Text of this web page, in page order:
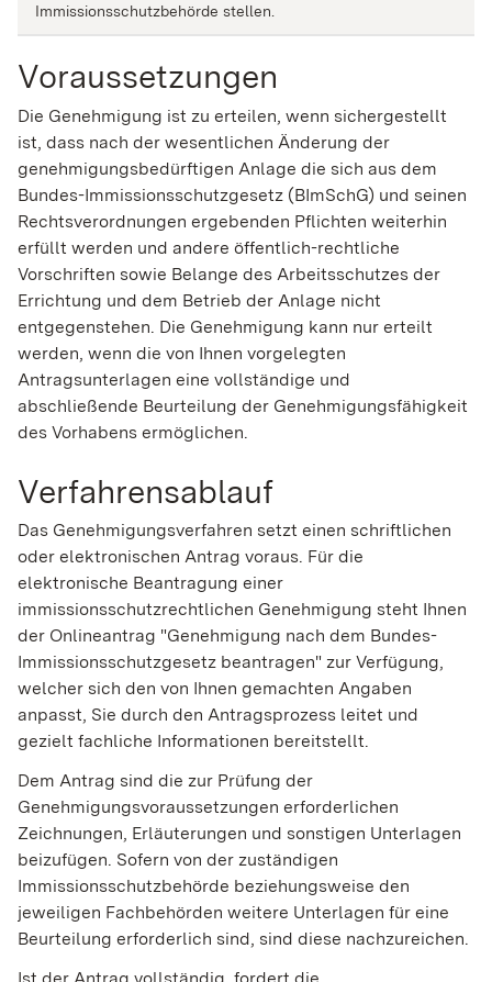
Immissionsschutzbehörde stellen.
Voraussetzungen
Die Genehmigung ist zu erteilen, wenn sichergestellt
ist, dass nach der wesentlichen Änderung der
genehmigungsbedürftigen Anlage die sich aus dem
Bundes-Immissionsschutzgesetz (BImSchG) und seinen
Rechtsverordnungen ergebenden Pflichten weiterhin
erfüllt werden und andere öffentlich-rechtliche
Vorschriften sowie Belange des Arbeitsschutzes der
Errichtung und dem Betrieb der Anlage nicht
entgegenstehen. Die Genehmigung kann nur erteilt
werden, wenn die von Ihnen vorgelegten
Antragsunterlagen eine vollständige und
abschließende Beurteilung der Genehmigungsfähigkeit
des Vorhabens ermöglichen.
Verfahrensablauf
Das Genehmigungsverfahren setzt einen schriftlichen
oder elektronischen Antrag voraus. Für die
elektronische Beantragung einer
immissionsschutzrechtlichen Genehmigung steht Ihnen
der Onlineantrag "Genehmigung nach dem Bundes-
Immissionsschutzgesetz beantragen" zur Verfügung,
welcher sich den von Ihnen gemachten Angaben
anpasst, Sie durch den Antragsprozess leitet und
gezielt fachliche Informationen bereitstellt.
Dem Antrag sind die zur Prüfung der
Genehmigungsvoraussetzungen erforderlichen
Zeichnungen, Erläuterungen und sonstigen Unterlagen
beizufügen. Sofern von der zuständigen
Immissionsschutzbehörde beziehungsweise den
jeweiligen Fachbehörden weitere Unterlagen für eine
Beurteilung erforderlich sind, sind diese nachzureichen.